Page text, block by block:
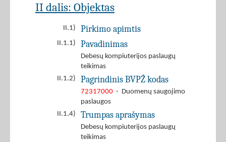
II dalis: Objektas
II.1) Pirkimo apimtis
II.1.1) Pavadinimas
Debesų kompiuterijos paslaugų
teikimas
II.1.2)
Pagrindinis BVPŽ kodas
72317000 - Duomenų saugojimo
paslaugos
II.1.4)
Trumpas aprašymas
Debesų kompiuterijos paslaugų
teikimas